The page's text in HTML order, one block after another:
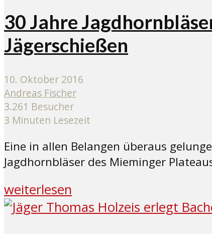
30 Jahre
Jägerschießen
10. Oktober 2016
Andreas Fischer
3.261 Besucher
3 Minuten Lesezeit
Eine in allen Belangen überaus
Jagdhornbläser des Mieminger
weiterlesen